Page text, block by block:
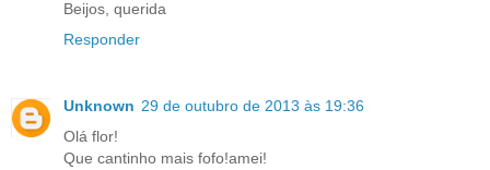
Beijos, querida
Responder
Unknown 29 de outubro de 2013 às 19:36
Olá flor!
Que cantinho mais fofo!amei!